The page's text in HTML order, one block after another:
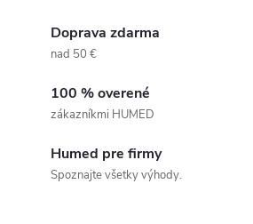
Doprava zdarma
nad 50 €
100 % overené
zákazníkmi HUMED
Humed pre firmy
Spoznajte všetky výhody.